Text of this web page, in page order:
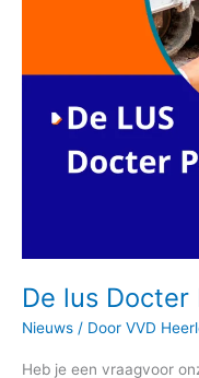
De lus Docter
Nieuws / Door VVD
Heb je een vraagvoor